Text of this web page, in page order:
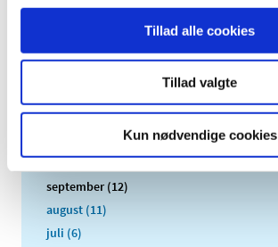
Tillad alle cookies
Tillad valgte
Kun nødvendige cookies
december (19)
november (30)
oktober (16)
september (12)
august (11)
juli (6)